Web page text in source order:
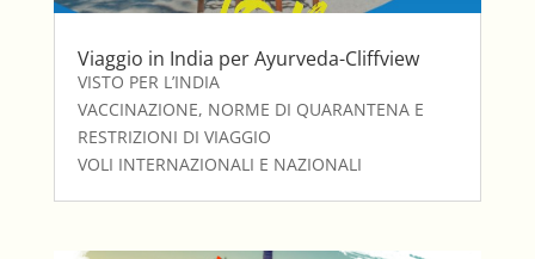
Viaggio in India per Ayurveda-Cliffview
VISTO PER L’INDIA
VACCINAZIONE, NORME DI QUARANTENA E
RESTRIZIONI DI VIAGGIO
VOLI INTERNAZIONALI E NAZIONALI